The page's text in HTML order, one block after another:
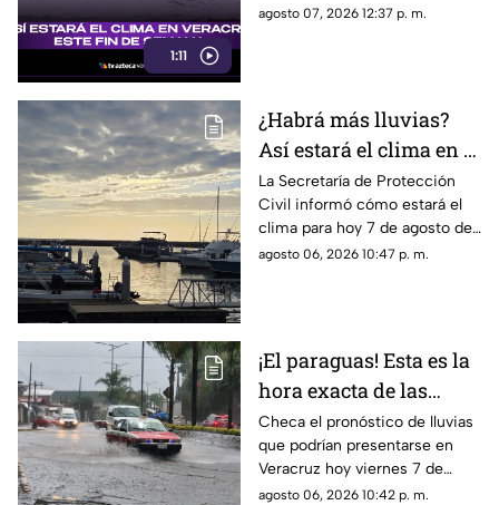
1:11
sistemas meteorológicos. En
agosto 07, 2026 12:37 p. m.
¿Habrá más lluvias?
Así estará el clima en el
estado de Veracruz hoy
7 de agosto de 2026
La Secretaría de Protección
Civil informó cómo estará el
clima para hoy 7 de agosto de
2026 en Veracruz, así como el
agosto 06, 2026 10:47 p. m.
¡El paraguas! Esta es la
hora exacta de las
lluvias en el estado de
Veracruz hoy 7 de
agosto de 2026
Checa el pronóstico de lluvias
que podrían presentarse en
Veracruz hoy viernes 7 de
agosto de 2026, así como la
agosto 06, 2026 10:42 p. m.